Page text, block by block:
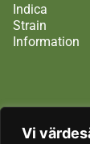
Vi
Indica
Strain
Information